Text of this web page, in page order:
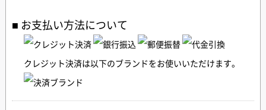
お支払い方法について
クレジット決済は以下のブランドをお使いいただけます。